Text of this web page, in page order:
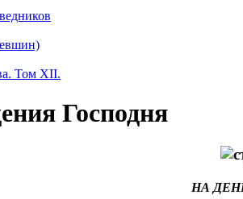
Том XII.
Господня
НА